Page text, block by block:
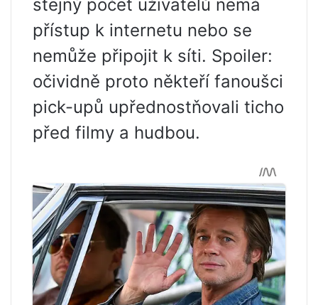
stejný počet uživatelů nemá
přístup k internetu nebo se
nemůže připojit k síti. Spoiler:
očividně proto někteří fanoušci
pick-upů upřednostňovali ticho
před filmy a hudbou.